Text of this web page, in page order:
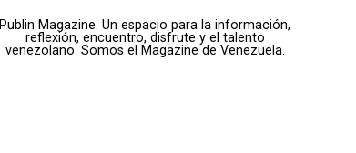
Publin Magazine. Un espacio para la información,
reflexión, encuentro, disfrute y el talento
venezolano. Somos el Magazine de Venezuela.